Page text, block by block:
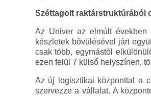
Széttagolt raktárstruktúrából
Az Univer az elmúlt években
készletek bővülésével járt
csak több, egymástól
ezen felül 7 külső helyszínen,
Az új logisztikai központtal a
szervezze a vállalat. A